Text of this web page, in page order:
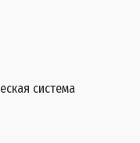
система